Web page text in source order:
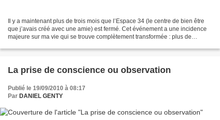
Il y a maintenant plus de trois mois que l’Espace 34 (le centre de bien être
que j’avais créé avec une amie) est fermé. Cet événement a une incidence
majeure sur ma vie qui se trouve complètement transformée : plus de
La prise de conscience ou observation
Publié le 19/09/2010 à 08:17
Par DANIEL GENTY